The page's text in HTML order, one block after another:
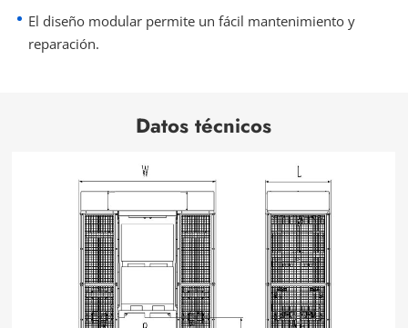
El diseño modular permite un fácil mantenimiento y
reparación.
Datos técnicos